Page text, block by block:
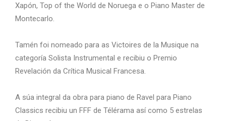
Xapón, Top of the World de Noruega e o Piano Master de
Montecarlo.
Tamén foi nomeado para as Victoires de la Musique na
categoría Solista Instrumental e recibiu o Premio
Revelación da Crítica Musical Francesa.
A súa integral da obra para piano de Ravel para Piano
Classics recibiu un FFF de Télérama así como 5 estrelas